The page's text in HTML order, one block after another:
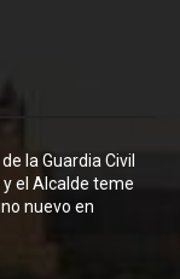
la Guardia Civil
el Alcalde teme
nuevo en